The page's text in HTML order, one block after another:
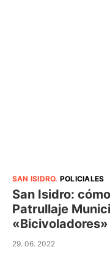
SAN ISIDRO. POLICIALES
San Isidro:
Patrullaje
«Bicivoladores»
29. 06. 2022